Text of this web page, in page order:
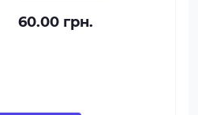
60.00 грн.